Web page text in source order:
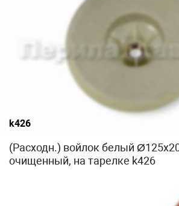
k426
(Расходн.) войлок белый
очищенный, на тарелке k426